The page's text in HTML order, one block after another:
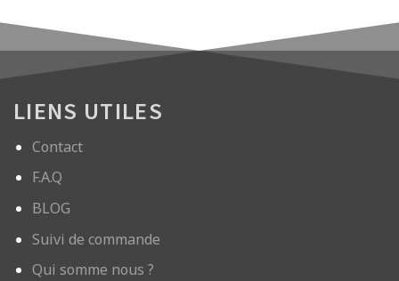
LIENS UTILES
Contact
F.A.Q
BLOG
Suivi de commande
Qui somme nous ?